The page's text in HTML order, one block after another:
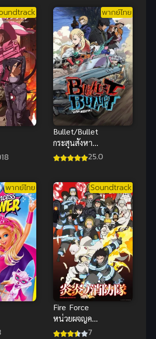
ภาพHD
พากย์ไทย
Bullet/Bullet
กระสุนสังหาร
โลก ซับไทย25.0
พากย์ไทย Soundtrack
Fire Force
หน่วยผจญคน
ไฟลุก ภาค 1
7